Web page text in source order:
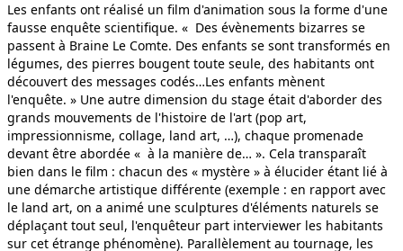
LE MANTEAU DE NASREDDINE
LE SENS DE LA PEINE
Les enfants ont réalisé un film d'animation sous la forme d'une
fausse enquête scientifique. « Des évènements bizarres se
passent à Braine Le Comte. Des enfants se sont transformés en
légumes, des pierres bougent toute seule, des habitants ont
découvert des messages codés…Les enfants mènent
l'enquête. » Une autre dimension du stage était d'aborder des
grands mouvements de l'histoire de l'art (pop art,
impressionnisme, collage, land art, …), chaque promenade
devant être abordée « à la manière de… ». Cela transparaît
bien dans le film : chacun des « mystère » à élucider étant lié à
une démarche artistique différente (exemple : en rapport avec
le land art, on a animé une sculptures d'éléments naturels se
déplaçant tout seul, l'enquêteur part interviewer les habitants
sur cet étrange phénomène). Parallèlement au tournage, les